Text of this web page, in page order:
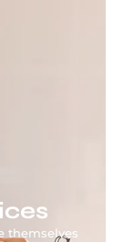
themselves